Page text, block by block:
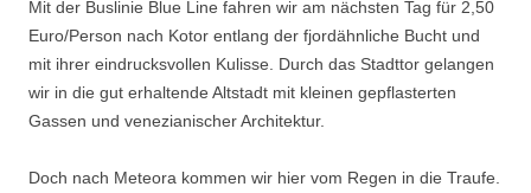
Mit der Buslinie Blue Line fahren wir am nächsten Tag für 2,50
Euro/Person nach Kotor entlang der fjordähnliche Bucht und
mit ihrer eindrucksvollen Kulisse. Durch das Stadttor gelangen
wir in die gut erhaltende Altstadt mit kleinen gepflasterten
Gassen und venezianischer Architektur.
Doch nach Meteora kommen wir hier vom Regen in die Traufe.